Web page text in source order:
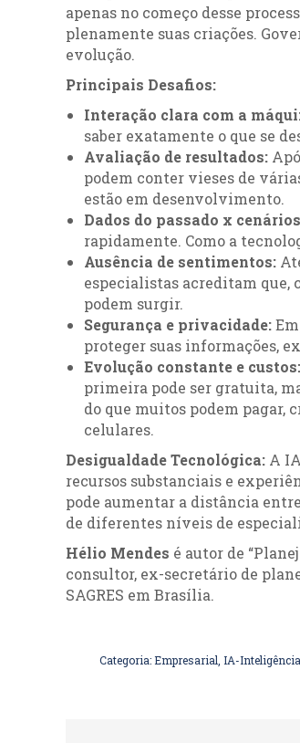
apenas no começo desse
plenamente suas criações.
evolução.
Principais Desafios:
Interação clara com a
saber exatamente o que se
Avaliação de resultados:
podem conter vieses de
estão em desenvolvimento.
Dados do passado x
rapidamente. Como a
Ausência de sentimentos:
especialistas acreditam que,
podem surgir.
Segurança e privacidade:
proteger suas informações,
Evolução constante e custos:
primeira pode ser gratuita,
do que muitos podem pagar,
celulares.
Desigualdade Tecnológica: A
recursos substanciais e
pode aumentar a distância
de diferentes níveis de
Hélio Mendes é autor de
consultor, ex-secretário de
SAGRES em Brasília.
Categoria:Empresarial IA-